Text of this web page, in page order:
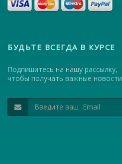
БУДЬТЕ ВСЕГДА В КУРСЕ
Подпишитесь на нашу рассылку,
чтобы получать важные новости